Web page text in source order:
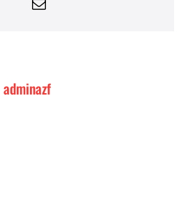
Email
adminazf